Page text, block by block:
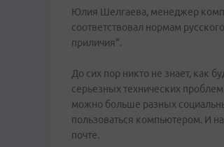
Юлия Шелгаева, менеджер
соответствовал нормам
приличия".
До сих пор никто не знает, как
серьезных технических
можно больше разных
пользоваться компьютером. И
почте.